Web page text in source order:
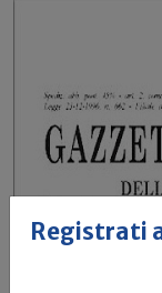
Registrati